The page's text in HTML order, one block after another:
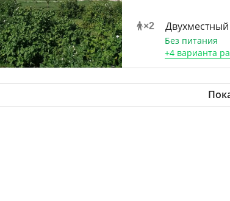
×2
Без питания
+4 варианта